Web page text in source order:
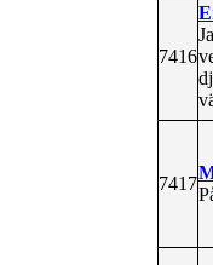
7416
7417